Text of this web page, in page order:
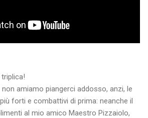
amiamo piangerci addosso, anzi, le
forti e combattivi di prima: neanche il
al mio amico Maestro Pizzaiolo,